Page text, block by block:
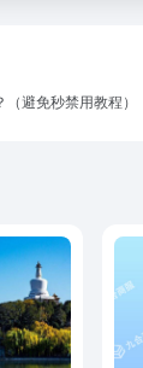
避免秒禁用教程）